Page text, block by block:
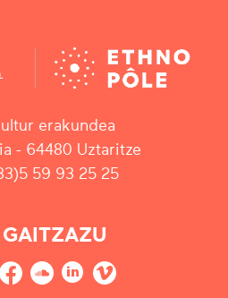
erakundea
- 64480 Uztaritze
59 93 25 25